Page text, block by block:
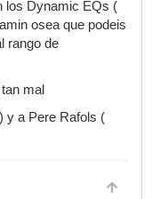
los Dynamic EQs (
osea que podeis
rango de
mal
y a Pere Rafols (